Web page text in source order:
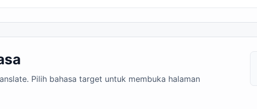
Pilih bahasa target untuk membuka halaman